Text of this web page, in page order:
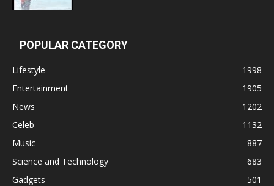
POPULAR CATEGORY
Lifestyle
1998
Entertainment
1905
News
1202
Celeb
1132
Music
887
Science and Technology
683
Gadgets
501